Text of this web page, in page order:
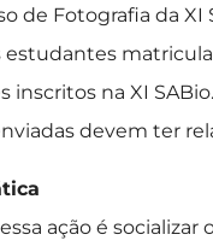
de Fotografia da
inscritos na XI
devem ter
ação é